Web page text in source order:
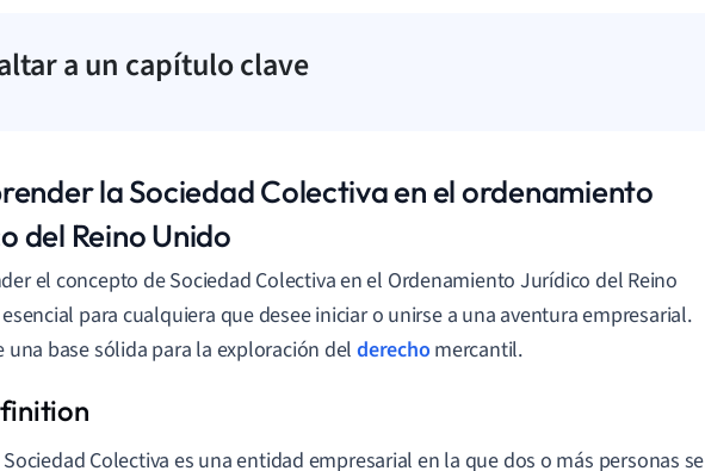
a un capítulo clave
la Sociedad Colectiva en el ordenamiento
del Reino Unido
el concepto de Sociedad Colectiva en el Ordenamiento Jurídico del Reino
para cualquiera que desee iniciar o unirse a una aventura empresarial.
una base sólida para la exploración del derechomercantil.
Colectiva es una entidad empresarial en la que dos o más personas se